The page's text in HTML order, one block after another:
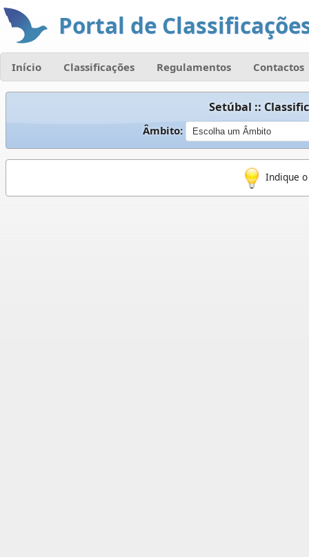
Portal de
Início Classificações Regulamentos Contactos
Setúbal ::
Âmbito:
Indique